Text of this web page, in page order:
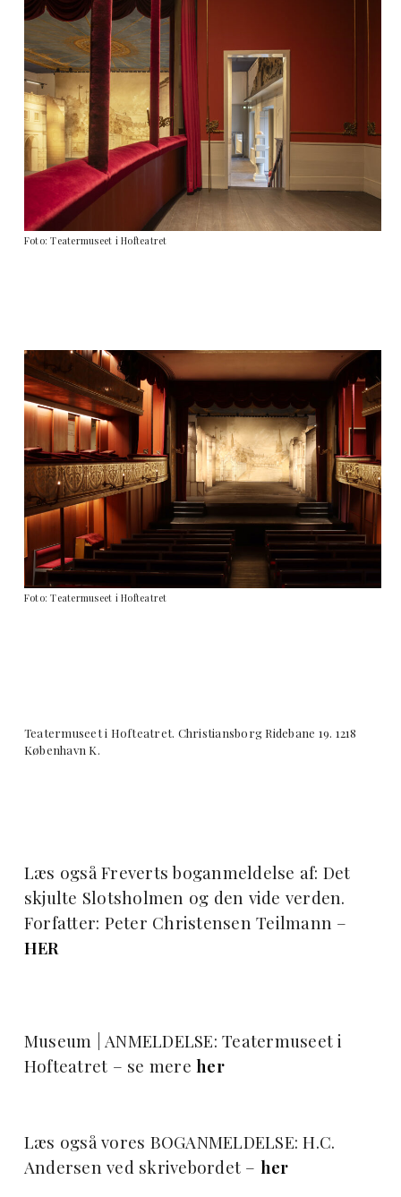
Foto: Teatermuseet i Hofteatret
Foto: Teatermuseet i Hofteatret
Teatermuseet i Hofteatret. Christiansborg Ridebane 19. 1218
København K.
Læs også Freverts boganmeldelse af: Det
skjulte Slotsholmen og den vide verden.
Forfatter: Peter Christensen Teilmann –
HER
Museum | ANMELDELSE: Teatermuseet i
Hofteatret – se mereher
Læs også vores BOGANMELDELSE: H.C.
Andersen ved skrivebordet – her